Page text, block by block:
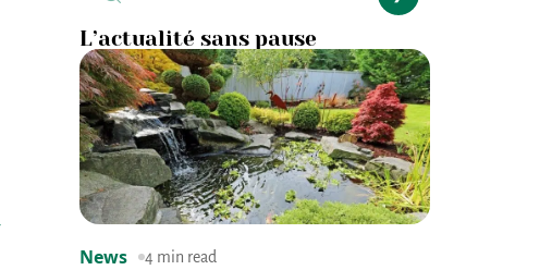
L’actualité sans pause
News 4 min read